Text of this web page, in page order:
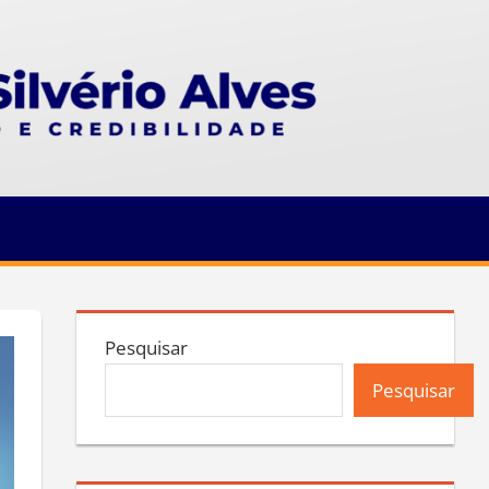
Pesquisar
Pesquisar